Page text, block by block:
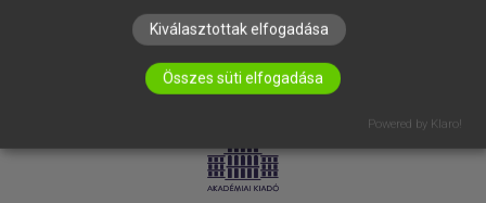
LICENCSZERZŐDÉS ADATVÉDELEM
Kiválasztottak elfogadása
Összes süti elfogadása
Powered by Klaro!